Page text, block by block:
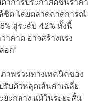
าการประกาศดัชนีราคา
ชิด โดยตลาดคาดการณ์
สู่ระดับ 4.2% ทั้งนี้
าคาด อาจสร้างแรง
อก"
ภาพรวมทางเทคนิคของ
รับตัวหลุดเส้นค่าเฉลี่ย
ยะกลาง แม้ในระยะสั้น